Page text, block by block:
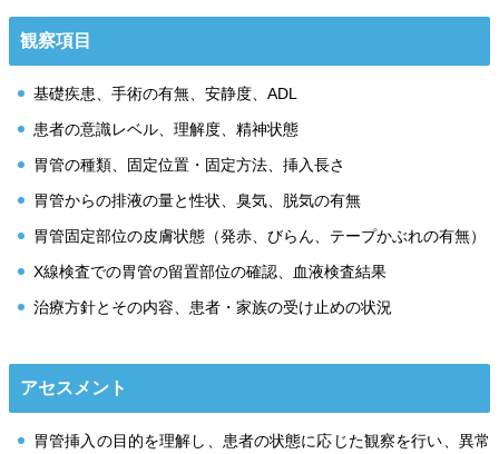
観察項目
基礎疾患、手術の有無、安静度、ADL
患者の意識レベル、理解度、精神状態
胃管の種類、固定位置・固定方法、挿入長さ
胃管からの排液の量と性状、臭気、脱気の有無
胃管固定部位の皮膚状態（発赤、びらん、テープかぶれの有無）
X線検査での胃管の留置部位の確認、血液検査結果
治療方針とその内容、患者・家族の受け止めの状況
アセスメント
胃管挿入の目的を理解し、患者の状態に応じた観察を行い、異常